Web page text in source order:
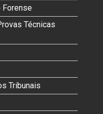
Forense
Técnicas
Tribunais